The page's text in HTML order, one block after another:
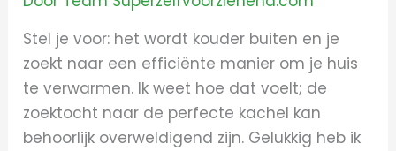
Stel je voor: het wordt kouder buiten en je
zoekt naar een efficiënte manier om je huis
te verwarmen. Ik weet hoe dat voelt; de
zoektocht naar de perfecte kachel kan
behoorlijk overweldigend zijn. Gelukkig heb ik